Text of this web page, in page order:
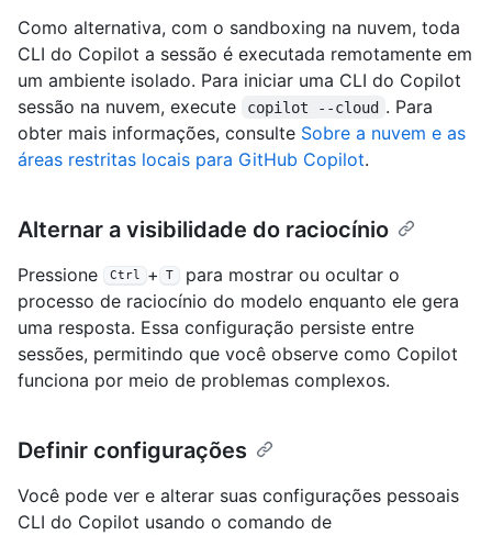
Como alternativa, com o sandboxing na nuvem, toda
CLI do Copilot a sessão é executada remotamente em
um ambiente isolado. Para iniciar uma CLI do Copilot
sessão na nuvem, execute
copilot ‑‑cloud . Para
obter mais informações, consulte Sobre a nuvem e as
áreas restritas locais para GitHub Copilot.
Alternar a visibilidade do raciocínio
Pressione Ctrl + T
para mostrar ou ocultar o
processo de raciocínio do modelo enquanto ele gera
uma resposta. Essa configuração persiste entre
sessões, permitindo que você observe como Copilot
funciona por meio de problemas complexos.
Definir configurações
Você pode ver e alterar suas configurações pessoais
CLI do Copilot usando o comando de